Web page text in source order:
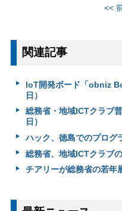
<<
関連記事
IoT開発ボード「obniz
日）
総務省・地域ICTクラブ
日）
ハック、徳島でのプログ
総務省、地域ICTクラブ
チアリーが総務省の若年